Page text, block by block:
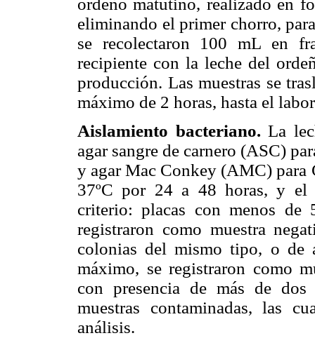
ordeño matutino, realizado en
eliminando el primer chorro,
se recolectaron 100 mL en
recipiente con la leche del
producción. Las muestras se
máximo de 2 horas, hasta el
Aislamiento bacteriano.La
agar sangre de carnero (ASC)
y agar Mac Conkey (AMC) para
37ºC por 24 a 48 horas, y el
criterio: placas con menos
registraron como muestra
colonias del mismo tipo, o de
máximo, se registraron como
con presencia de más de
muestras contaminadas, las
análisis.